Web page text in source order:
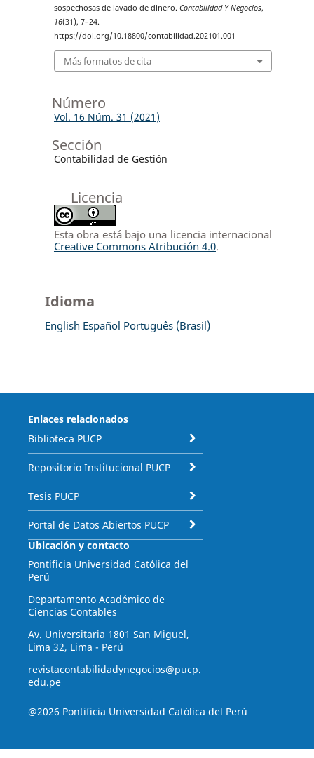
sospechosas de lavado de dinero. Contabilidad Y Negocios,
16(31), 7–24.
https://doi.org/10.18800/contabilidad.202101.001
Más formatos de cita
Número
Vol. 16 Núm. 31 (2021)
Sección
Contabilidad de Gestión
Licencia
Esta obra está bajo una licencia internacional
Creative Commons Atribución 4.0.
Idioma
English Español Português (Brasil)
Enlaces relacionados
Biblioteca PUCP
Repositorio Institucional PUCP
Tesis PUCP
Portal de Datos Abiertos PUCP
Ubicación y contacto
Pontificia Universidad Católica del
Perú
Departamento Académico de
Ciencias Contables
Av. Universitaria 1801 San Miguel,
Lima 32, Lima - Perú
revistacontabilidadynegocios@pucp.
edu.pe
@2026 Pontificia Universidad Católica del Perú